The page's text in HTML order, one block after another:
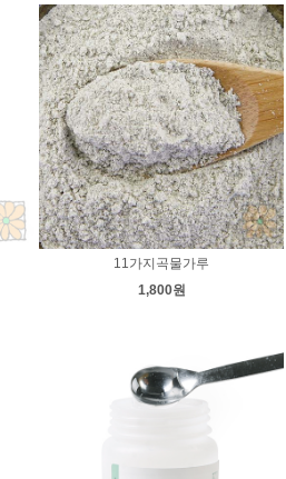
11가지곡물가루
1,800원